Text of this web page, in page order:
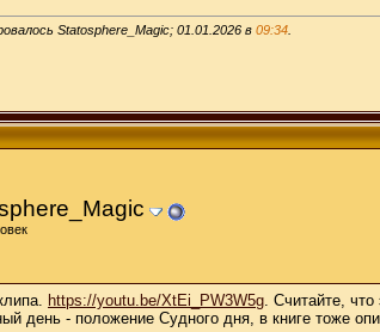
Statosphere_Magic; 01.01.2026 в 09:34
https://youtu.be/XtEi_PW3W5g . Считайте,
день - положение Судного дня, в книге тоже